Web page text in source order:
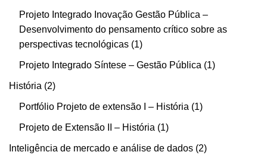
Projeto Integrado Inovação Gestão Pública –
Desenvolvimento do pensamento crítico sobre as
perspectivas tecnológicas 1
Projeto Integrado Síntese – Gestão Pública 1
História 2
Portfólio Projeto de extensão I – História 1
Projeto de Extensão II – História 1
Inteligência de mercado e análise de dados 2